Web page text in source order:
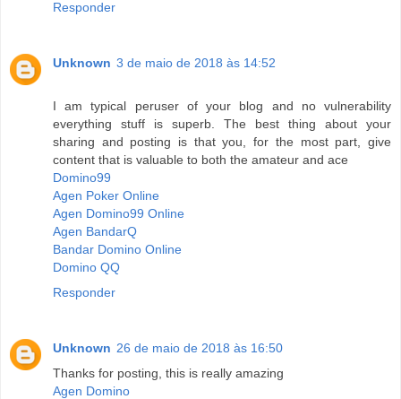
Responder
Unknown 3 de maio de 2018 às 14:52
I am typical peruser of your blog and no vulnerability
everything stuff is superb. The best thing about your
sharing and posting is that you, for the most part, give
content that is valuable to both the amateur and ace
Domino99
Agen Poker Online
Agen Domino99 Online
Agen BandarQ
Bandar Domino Online
Domino QQ
Responder
Unknown 26 de maio de 2018 às 16:50
Thanks for posting, this is really amazing
Agen Domino